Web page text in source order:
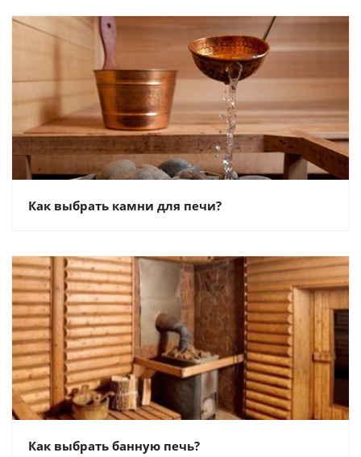
Как выбрать камни для печи?
Как выбрать банную печь?